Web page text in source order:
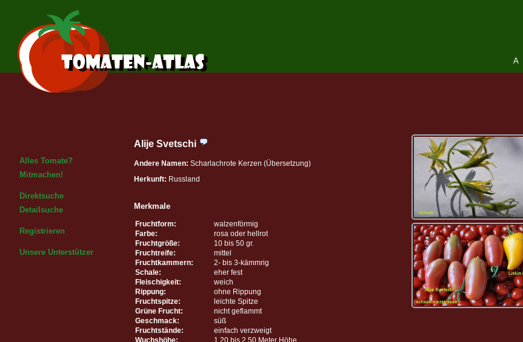
A
Alles Tomate?
Mitmachen!
Direktsuche
Detailsuche
Registrieren
Unsere Unterstützer
Alije Svetschi
Andere Namen: Scharlachrote Kerzen (Übersetzung)
Herkunft: Russland
Merkmale
Fruchtform:
walzenförmig
Farbe:
rosa oder hellrot
Fruchtgröße:
10 bis 50 gr.
Fruchtreife:
mittel
Fruchtkammern:
2- bis 3-kämmrig
Schale:
eher fest
Fleischigkeit:
weich
Rippung:
ohne Rippung
Fruchtspitze:
leichte Spitze
Grüne Frucht:
nicht geflammt
Geschmack:
süß
Fruchtstände:
einfach verzweigt
Wuchshöhe:
1,20 bis 2,50 Meter Höhe